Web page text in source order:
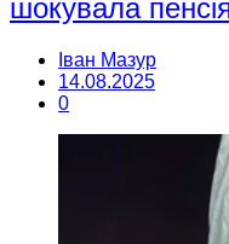
шокувала
Іван Мазур
14.08.2025
0